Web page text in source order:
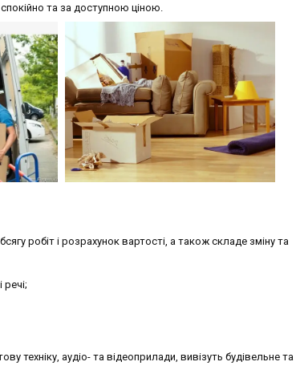
та за доступною ціною.
робіт і розрахунок вартості, а також складе зміну та
техніку, аудіо- та відеоприлади, вивізуть будівельне та